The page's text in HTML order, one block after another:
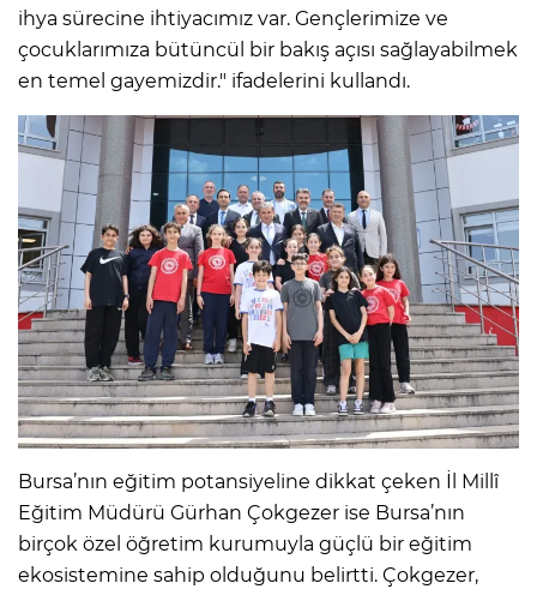
ihya sürecine ihtiyacımız var. Gençlerimize ve
çocuklarımıza bütüncül bir bakış açısı sağlayabilmek
en temel gayemizdir." ifadelerini kullandı.
Bursa’nın eğitim potansiyeline dikkat çeken İl Millî
Eğitim Müdürü Gürhan Çokgezer ise Bursa’nın
birçok özel öğretim kurumuyla güçlü bir eğitim
ekosistemine sahip olduğunu belirtti. Çokgezer,